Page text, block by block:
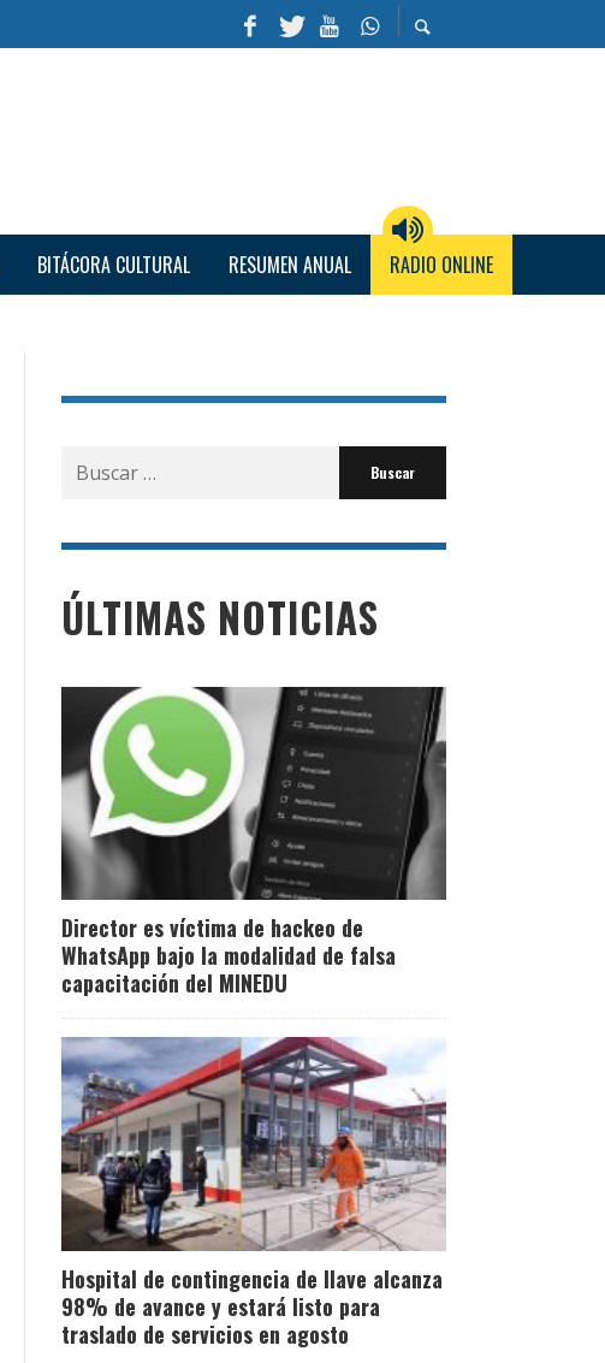
BITÁCORA CULTURAL RESUMEN ANUAL RADIO ONLINE
Buscar
por:
ÚLTIMAS NOTICIAS
Director es víctima de hackeo de
WhatsApp bajo la modalidad de falsa
capacitación del MINEDU
Hospital de contingencia de Ilave alcanza
98% de avance y estará listo para
traslado de servicios en agosto